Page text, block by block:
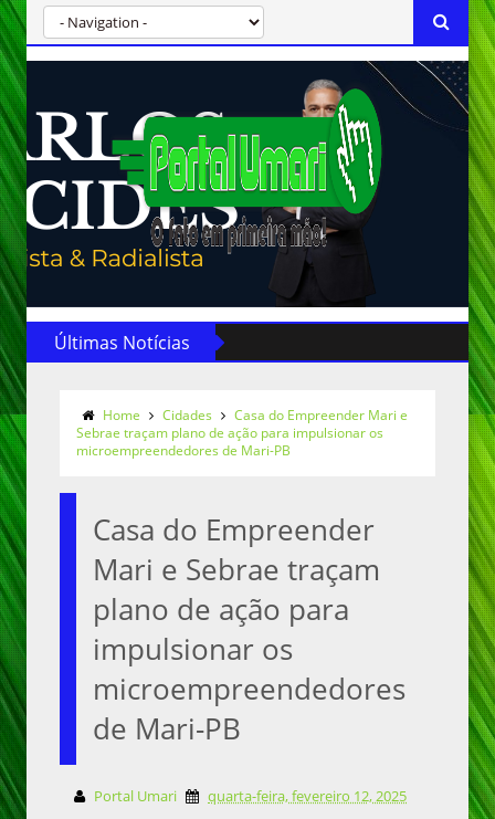
Últimas Notícias
Home Cidades
Casa do Empreender Mari e
Sebrae traçam plano de ação para impulsionar os
microempreendedores de Mari-PB
Casa do Empreender
Mari e Sebrae traçam
plano de ação para
impulsionar os
microempreendedores
de Mari-PB
Portal Umari quarta-feira, fevereiro 12, 2025